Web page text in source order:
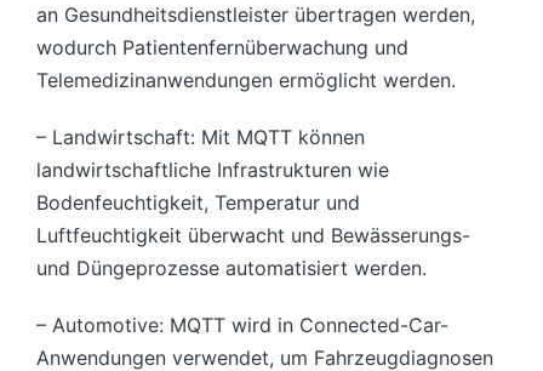
an Gesundheitsdienstleister übertragen werden,
wodurch Patientenfernüberwachung und
Telemedizinanwendungen ermöglicht werden.
– Landwirtschaft: Mit MQTT können
landwirtschaftliche Infrastrukturen wie
Bodenfeuchtigkeit, Temperatur und
Luftfeuchtigkeit überwacht und Bewässerungs-
und Düngeprozesse automatisiert werden.
– Automotive: MQTT wird in Connected-Car-
Anwendungen verwendet, um Fahrzeugdiagnosen